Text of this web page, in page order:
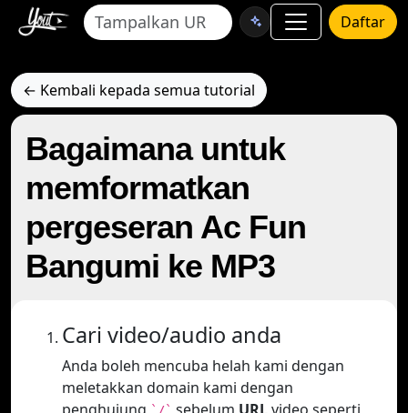
Daftar
← Kembali kepada semua tutorial
Bagaimana untuk
memformatkan
pergeseran Ac Fun
Bangumi ke MP3
Cari video/audio anda
Anda boleh mencuba helah kami dengan
meletakkan domain kami dengan